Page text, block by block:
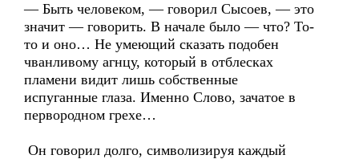
— Быть человеком, — говорил Сысоев, — это
значит — говорить. В начале было — что? То-
то и оно… Не умеющий сказать подобен
чванливому агнцу, который в отблесках
пламени видит лишь собственные
испуганные глаза. Именно Слово, зачатое в
первородном грехе…
Он говорил долго, символизируя каждый